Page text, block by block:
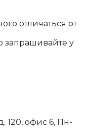
отличаться от
запрашивайте у
120, офис 6, Пн-